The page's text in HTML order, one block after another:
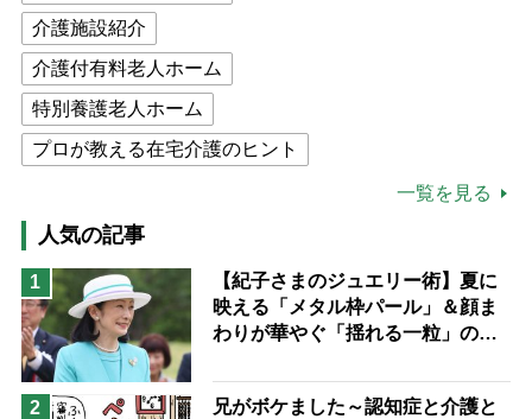
介護施設紹介
介護付有料老人ホーム
特別養護老人ホーム
プロが教える在宅介護のヒント
高木ブー
ケアマネジャー
猫が母になつきません
息子の遠距離介護サバイバル術
兄がボケました
予防法
一覧を見る
人気の記事
1
【紀子さまのジュエリー術】夏に
映える「メタル枠パール」＆顔ま
わりが華やぐ「揺れる一粒」の使
2
兄がボケました～認知症と介護と